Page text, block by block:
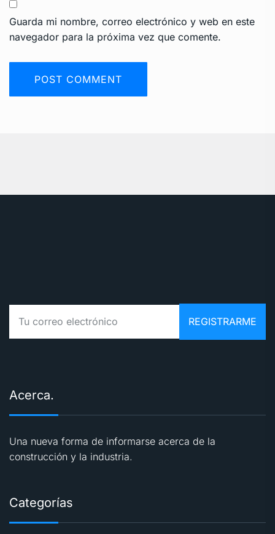
Guarda mi nombre, correo electrónico y web en este
navegador para la próxima vez que comente.
Acerca.
Una nueva forma de informarse acerca de la
construcción y la industria.
Categorías